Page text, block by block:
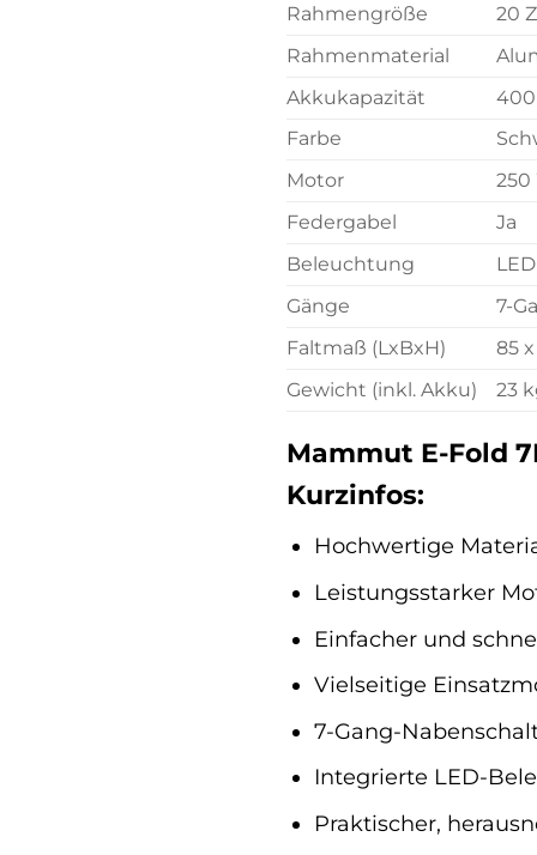
Rahmengröße
20
Rahmenmaterial
Akkukapazität
Farbe
Motor
250
Federgabel
Ja
Beleuchtung
Gänge
7-
Faltmaß (LxBxH)
85
Gewicht (inkl. Akku)
23
Mammut E-Fold
Kurzinfos:
Hochwertige
Leistungsstarker
Einfacher und
Vielseitige
7-Gang-
Integrierte LED-
Praktischer,